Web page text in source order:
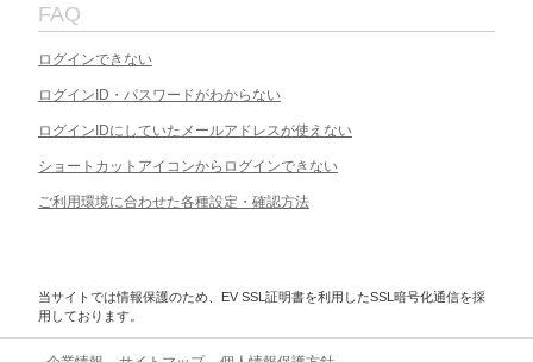
FAQ
ログインできない
ログインID・パスワードがわからない
ログインIDにしていたメールアドレスが使えない
ショートカットアイコンからログインできない
ご利用環境に合わせた各種設定・確認方法
当サイトでは情報保護のため、EV SSL証明書を利用したSSL暗号化通信を採
用しております。